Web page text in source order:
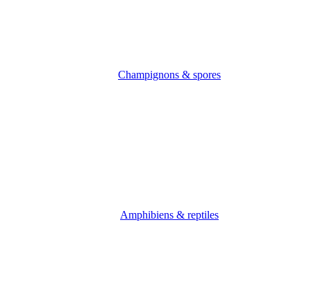
Champignons & spores
Amphibiens & reptiles